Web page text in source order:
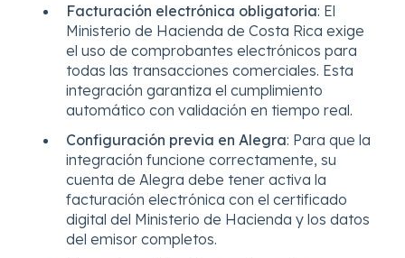
Facturación electrónica obligatoria: El
Ministerio de Hacienda de Costa Rica exige
el uso de comprobantes electrónicos para
todas las transacciones comerciales. Esta
integración garantiza el cumplimiento
automático con validación en tiempo real.
Configuración previa en Alegra: Para que la
integración funcione correctamente, su
cuenta de Alegra debe tener activa la
facturación electrónica con el certificado
digital del Ministerio de Hacienda y los datos
del emisor completos.